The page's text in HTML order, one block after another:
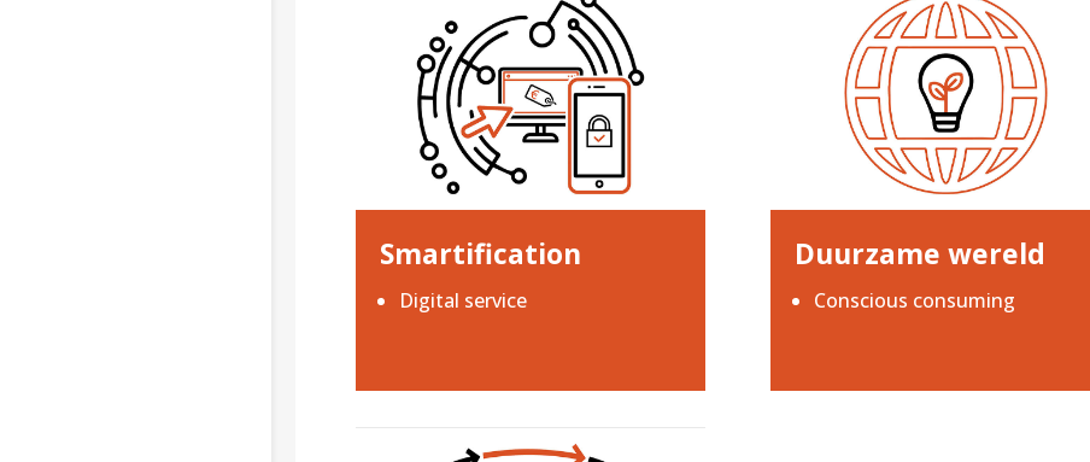
Smartification
Digital service
Duurzame wereld
Conscious consuming